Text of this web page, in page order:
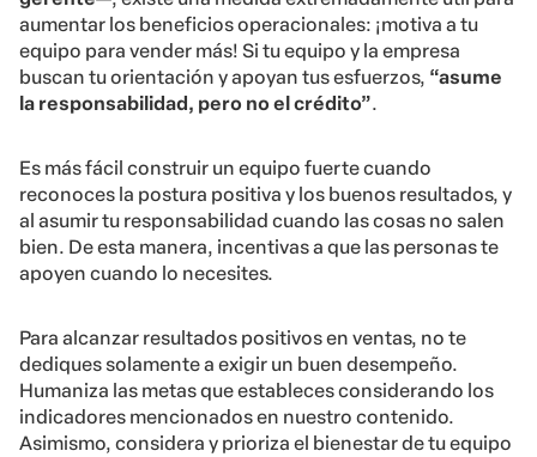
aumentar los beneficios operacionales: ¡motiva a tu
equipo para vender más! Si tu equipo y la empresa
buscan tu orientación y apoyan tus esfuerzos, “asume
la responsabilidad, pero no el crédito”.
Es más fácil construir un equipo fuerte cuando
reconoces la postura positiva y los buenos resultados, y
al asumir tu responsabilidad cuando las cosas no salen
bien. De esta manera, incentivas a que las personas te
apoyen cuando lo necesites.
Para alcanzar resultados positivos en ventas, no te
dediques solamente a exigir un buen desempeño.
Humaniza las metas que estableces considerando los
indicadores mencionados en nuestro contenido.
Asimismo, considera y prioriza el bienestar de tu equipo